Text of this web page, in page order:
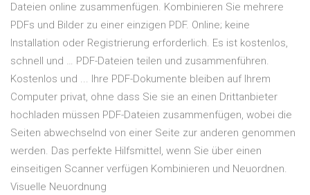
Dateien online zusammenfügen. Kombinieren Sie mehrere
PDFs und Bilder zu einer einzigen PDF. Online; keine
Installation oder Registrierung erforderlich. Es ist kostenlos,
schnell und … PDF-Dateien teilen und zusammenführen.
Kostenlos und ... Ihre PDF-Dokumente bleiben auf Ihrem
Computer privat, ohne dass Sie sie an einen Drittanbieter
hochladen müssen PDF-Dateien zusammenfügen, wobei die
Seiten abwechselnd von einer Seite zur anderen genommen
werden. Das perfekte Hilfsmittel, wenn Sie über einen
einseitigen Scanner verfügen Kombinieren und Neuordnen.
Visuelle Neuordnung